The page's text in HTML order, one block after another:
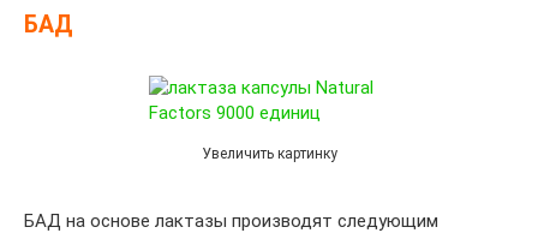
БАД
Увеличить картинку
БАД на основе лактазы производят следующим